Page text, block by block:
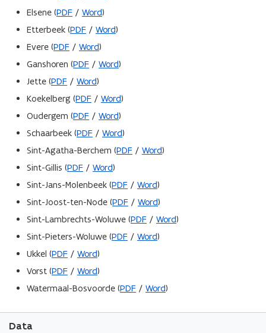
Elsene (PDF / Word)
Etterbeek (PDF / Word)
Evere (PDF / Word)
Ganshoren (PDF / Word)
Jette (PDF / Word)
Koekelberg (PDF / Word)
Oudergem (PDF / Word)
Schaarbeek (PDF / Word)
Sint-Agatha-Berchem (PDF / Word)
Sint-Gillis (PDF / Word)
Sint-Jans-Molenbeek (PDF / Word)
Sint-Joost-ten-Node (PDF / Word)
Sint-Lambrechts-Woluwe (PDF / Word)
Sint-Pieters-Woluwe (PDF / Word)
Ukkel (PDF / Word)
Vorst (PDF / Word)
Watermaal-Bosvoorde (PDF / Word)
Data